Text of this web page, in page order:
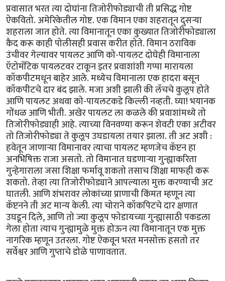
प्रवासात भरत त्या दोघांना तिजोरीफोड्याची ती प्रसिद्ध गोष्ट
ऐकवितो. अमेरिकेतील गोष्ट. एक विमान एका शहरातून दुसर्‍या
शहराला जात होते. त्या विमानातून एका कुख्यात तिजोरीफोड्याला
कैद करू काही पोलीसही प्रवास करीत होते. विमान ठराविक
उंचीवर गेल्यावर पायलट आणि को-पायलट दोघेही विमानाला
ऍटोमॅटिक पायलटवर टाकून इतर प्रवाशांशी गप्पा मारायला
कॉकपीटमधून बाहेर आले. मध्येच विमानाला एक हादरा बसून
कॉकपीटचे दार बंद झाले. मजा अशी झाली की लॅचचे कुलूप होते
आणि पायलट अथवा को-पायलटकडे किल्ली नव्हती. घ्या! भयानक
गोंधळ आणि भीती. अखेर पायलट ला कळले की प्रवाशांमध्ये तो
तिजोरीफोड्याही आहे. त्याच्या विनवण्या करून शेवटी एका अटीवर
तो तिजोरीफोड्या ते कुलूप उघडायला तयार झाला. ती अट अशी :
हवेतून जाणार्‍या विमानावर त्याचा पायलट म्हणजेच कॅप्टन हा
अनभिषिक्त राजा असतो. तो विमानात घडणार्‍या गुन्ह्याकरिता
गुन्हेगाराला जसा शिक्षा फर्मावू शकतो तसाच शिक्षा माफही करू
शकतो. तेव्हा त्या तिजोरीफोड्याने आपल्याला मुक्त करण्याची अट
घातली. आणि शंभरावर लोकांच्या प्राणाची किंमत म्हणून त्या
कॅप्टनने ती अट मान्य केली. त्या चोराने कॉकपिटचे दार क्षणात
उघडून दिले, आणि तो ज्या कुलूप फोडायच्या गुन्ह्यासाठी पकडला
गेला होता त्याच गुन्ह्यामुळे मुक्त होऊन त्या विमानातून एक मुक्त
नागरिक म्हणून उतरला. गोष्ट ऐकवून भरत मनसोक्त हसतो तर
सर्वेश्वर आणि गुप्ताचे डोळे पाणावतात.